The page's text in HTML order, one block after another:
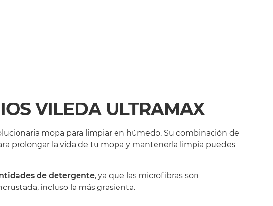
VILEDA ULTRAMAX
mopa para limpiar en húmedo. Su combinación de
prolongar la vida de tu mopa y mantenerla limpia puedes
de detergente, ya que las microfibras son
incluso la más grasienta.